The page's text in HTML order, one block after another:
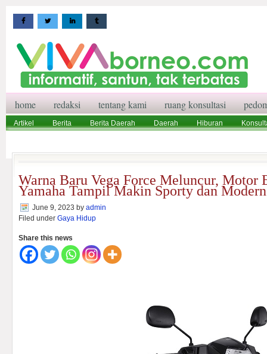
home redaksi tentang kami ruang konsultasi
Artikel Berita Berita Daerah Daerah Hiburan
Warna Baru Vega Force Meluncur, Motor
Yamaha Tampil Makin Sporty dan Modern
June 9, 2023 by admin
Filed under Gaya Hidup
Share this news